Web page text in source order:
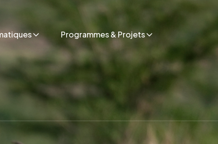
Programmes & Projets